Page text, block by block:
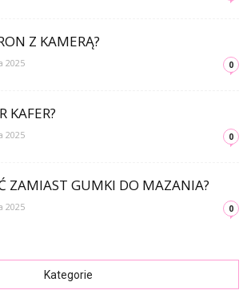
Z KAMERĄ?
2025 0
KAFER?
2025 0
ZAMIAST GUMKI DO MAZANIA?
2025 0
Kategorie